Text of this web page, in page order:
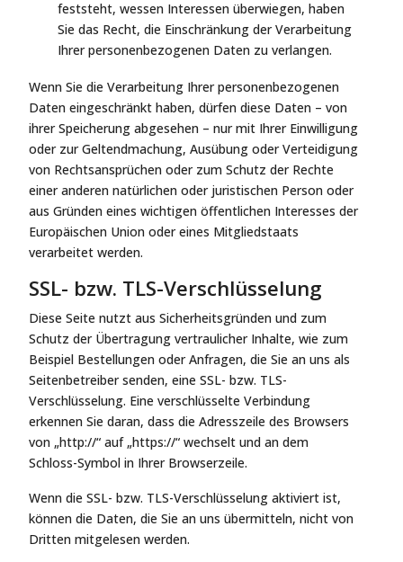
feststeht, wessen Interessen überwiegen, haben
Sie das Recht, die Einschränkung der Verarbeitung
Ihrer personenbezogenen Daten zu verlangen.
Wenn Sie die Verarbeitung Ihrer personenbezogenen
Daten eingeschränkt haben, dürfen diese Daten – von
ihrer Speicherung abgesehen – nur mit Ihrer Einwilligung
oder zur Geltendmachung, Ausübung oder Verteidigung
von Rechtsansprüchen oder zum Schutz der Rechte
einer anderen natürlichen oder juristischen Person oder
aus Gründen eines wichtigen öffentlichen Interesses der
Europäischen Union oder eines Mitgliedstaats
verarbeitet werden.
SSL- bzw. TLS-Verschlüsselung
Diese Seite nutzt aus Sicherheitsgründen und zum
Schutz der Übertragung vertraulicher Inhalte, wie zum
Beispiel Bestellungen oder Anfragen, die Sie an uns als
Seitenbetreiber senden, eine SSL- bzw. TLS-
Verschlüsselung. Eine verschlüsselte Verbindung
erkennen Sie daran, dass die Adresszeile des Browsers
von „http://“ auf „https://“ wechselt und an dem
Schloss-Symbol in Ihrer Browserzeile.
Wenn die SSL- bzw. TLS-Verschlüsselung aktiviert ist,
können die Daten, die Sie an uns übermitteln, nicht von
Dritten mitgelesen werden.